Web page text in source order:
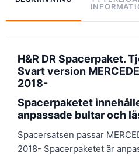
H&R DR Spacerpaket.
Svart version
2018-
Spacerpaketet
anpassade bultar och
Spacersatsen passar
2018- Spacerpaketet är